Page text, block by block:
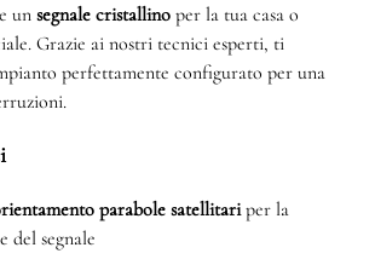
e un segnale cristallino per la tua casa o
Grazie ai nostri tecnici esperti, ti
perfettamente configurato per una
parabole satellitariper la
del segnale